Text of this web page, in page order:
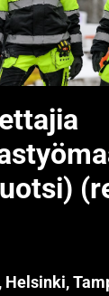
Helsinki,